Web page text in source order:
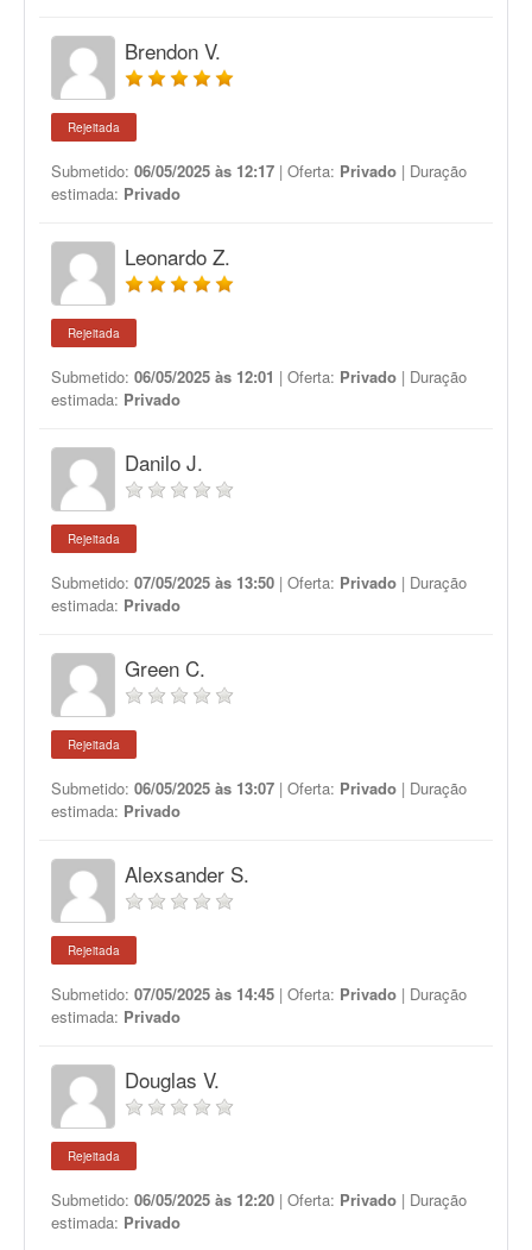
Brendon V.
Rejeitada
Submetido: 06/05/2025 às 12:17 | Oferta: Privado | Duração
estimada: Privado
Leonardo Z.
Rejeitada
Submetido: 06/05/2025 às 12:01 | Oferta: Privado | Duração
estimada: Privado
Danilo J.
Rejeitada
Submetido: 07/05/2025 às 13:50 | Oferta: Privado | Duração
estimada: Privado
Green C.
Rejeitada
Submetido: 06/05/2025 às 13:07 | Oferta: Privado | Duração
estimada: Privado
Alexsander S.
Rejeitada
Submetido: 07/05/2025 às 14:45 | Oferta: Privado | Duração
estimada: Privado
Douglas V.
Rejeitada
Submetido: 06/05/2025 às 12:20 | Oferta: Privado | Duração
estimada: Privado